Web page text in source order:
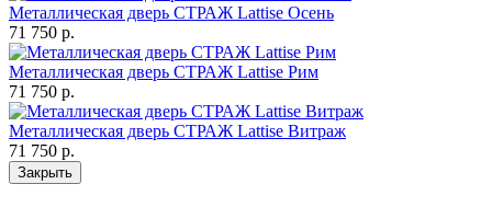
Металлическая дверь СТРАЖ Lattise Осень
71 750 р.
Металлическая дверь СТРАЖ Lattise Рим
71 750 р.
Металлическая дверь СТРАЖ Lattise Витраж
71 750 р.
Закрыть